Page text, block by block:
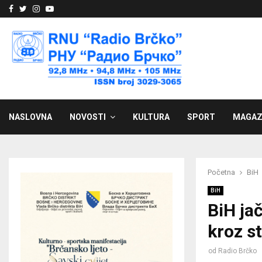
Facebook
Twitter
Instagram
Youtube
NASLOVNA NOVOSTI KULTURA SPORT
Početna BiH
BiH
BiH
kroz
od Radio Brčko